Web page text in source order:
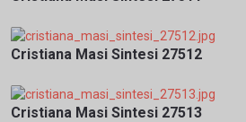
Cristiana Masi Sintesi 27512
Cristiana Masi Sintesi 27513